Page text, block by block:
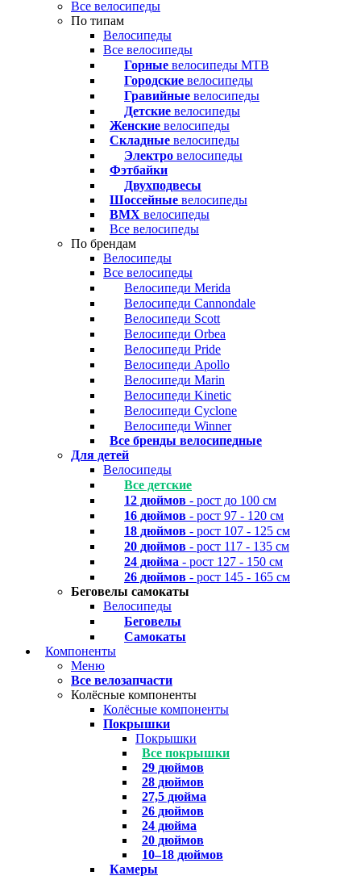
Все велосипеды
По типам
Велосипеды
Все велосипеды
Горные велосипеды MTB
Городские велосипеды
Гравийные велосипеды
Детские велосипеды
Женские велосипеды
Складные велосипеды
Электро велосипеды
Фэтбайки
Двухподвесы
Шоссейные велосипеды
BMX велосипеды
Все велосипеды
По брендам
Велосипеды
Все велосипеды
Велосипеди Merida
Велосипеди Cannondale
Велосипеди Scott
Велосипеди Orbea
Велосипеди Pride
Велосипеди Apollo
Велосипеди Marin
Велосипеди Kinetic
Велосипеди Cyclone
Велосипеди Winner
Все бренды велосипедные
Для детей
Велосипеды
Все детские
12 дюймов - рост до 100 см
16 дюймов - рост 97 - 120 см
18 дюймов - рост 107 - 125 см
20 дюймов - рост 117 - 135 см
24 дюйма - рост 127 - 150 см
26 дюймов - рост 145 - 165 см
Беговелы самокаты
Велосипеды
Беговелы
Самокаты
Компоненты
Меню
Все велозапчасти
Колёсные компоненты
Колёсные компоненты
Покрышки
Покрышки
Все покрышки
29 дюймов
28 дюймов
27,5 дюйма
26 дюймов
24 дюйма
20 дюймов
10–18 дюймов
Камеры